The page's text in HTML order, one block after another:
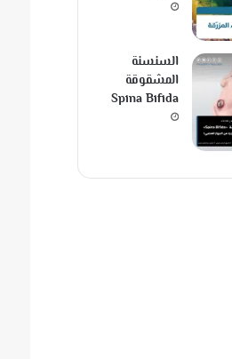
السنسنة
المشقوقة
Spina Bifida